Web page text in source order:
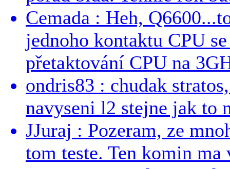
Cemada : Heh,
jednoho kontaktu CPU
přetaktování CPU na
ondris83 : chudak
navyseni l2 stejne jak to
JJuraj : Pozeram, ze
tom teste. Ten komin